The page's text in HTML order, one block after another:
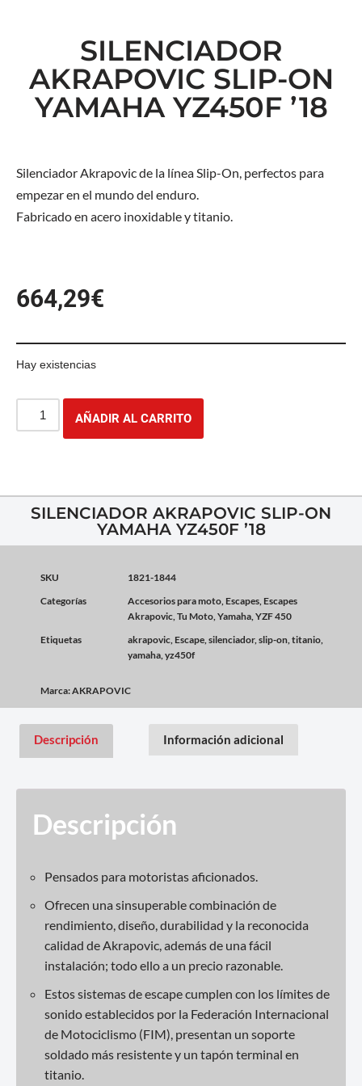
SILENCIADOR
AKRAPOVIC SLIP-ON
YAMAHA YZ450F ’18
Silenciador Akrapovic de la línea Slip-On, perfectos para
empezar en el mundo del enduro.
Fabricado en acero inoxidable y titanio.
664,29€
Hay existencias
AÑADIR AL CARRITO
SILENCIADOR AKRAPOVIC SLIP-ON
YAMAHA YZ450F ’18
SKU
1821-1844
Categorías
Accesorios para moto, Escapes, Escapes
Akrapovic,Tu Moto,Yamaha,YZF 450
Etiquetas
akrapovic, Escape,silenciador,slip-on,titanio,
yamaha,yz450f
Marca:AKRAPOVIC
Descripción Información adicional
Descripción
Pensados para motoristas aficionados.
Ofrecen una sinsuperable combinación de
rendimiento, diseño, durabilidad y la reconocida
calidad de Akrapovic, además de una fácil
instalación; todo ello a un precio razonable.
Estos sistemas de escape cumplen con los límites de
sonido establecidos por la Federación Internacional
de Motociclismo (FIM), presentan un soporte
soldado más resistente y un tapón terminal en
titanio.